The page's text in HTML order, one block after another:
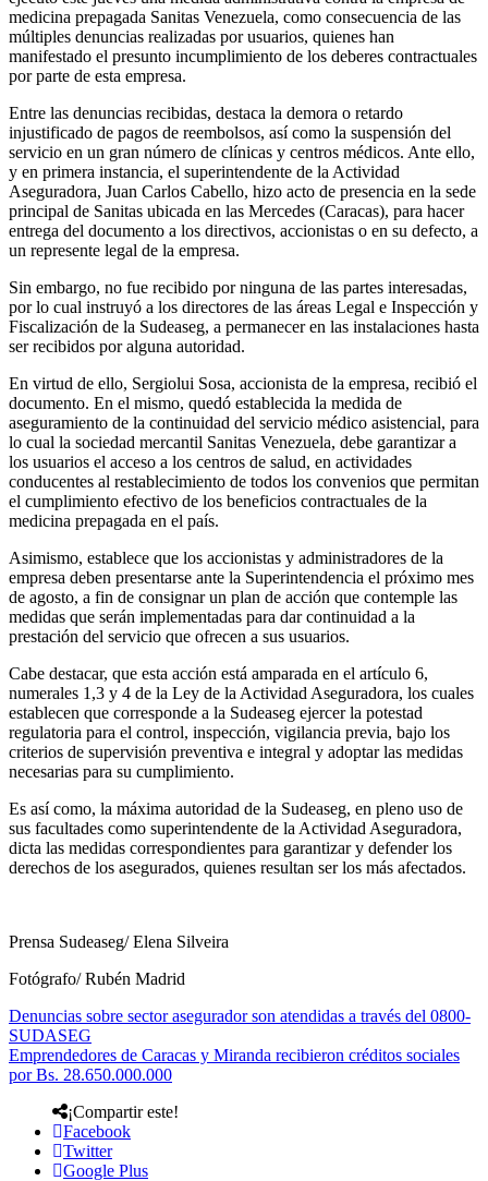
medicina prepagada Sanitas Venezuela, como consecuencia de las
múltiples denuncias realizadas por usuarios, quienes han
manifestado el presunto incumplimiento de los deberes contractuales
por parte de esta empresa.
Entre las denuncias recibidas, destaca la demora o retardo
injustificado de pagos de reembolsos, así como la suspensión del
servicio en un gran número de clínicas y centros médicos. Ante ello,
y en primera instancia, el superintendente de la Actividad
Aseguradora, Juan Carlos Cabello, hizo acto de presencia en la sede
principal de Sanitas ubicada en las Mercedes (Caracas), para hacer
entrega del documento a los directivos, accionistas o en su defecto, a
un represente legal de la empresa.
Sin embargo, no fue recibido por ninguna de las partes interesadas,
por lo cual instruyó a los directores de las áreas Legal e Inspección y
Fiscalización de la Sudeaseg, a permanecer en las instalaciones hasta
ser recibidos por alguna autoridad.
En virtud de ello, Sergiolui Sosa, accionista de la empresa, recibió el
documento. En el mismo, quedó establecida la medida de
aseguramiento de la continuidad del servicio médico asistencial, para
lo cual la sociedad mercantil Sanitas Venezuela, debe garantizar a
los usuarios el acceso a los centros de salud, en actividades
conducentes al restablecimiento de todos los convenios que permitan
el cumplimiento efectivo de los beneficios contractuales de la
medicina prepagada en el país.
Asimismo, establece que los accionistas y administradores de la
empresa deben presentarse ante la Superintendencia el próximo mes
de agosto, a fin de consignar un plan de acción que contemple las
medidas que serán implementadas para dar continuidad a la
prestación del servicio que ofrecen a sus usuarios.
Cabe destacar, que esta acción está amparada en el artículo 6,
numerales 1,3 y 4 de la Ley de la Actividad Aseguradora, los cuales
establecen que corresponde a la Sudeaseg ejercer la potestad
regulatoria para el control, inspección, vigilancia previa, bajo los
criterios de supervisión preventiva e integral y adoptar las medidas
necesarias para su cumplimiento.
Es así como, la máxima autoridad de la Sudeaseg, en pleno uso de
sus facultades como superintendente de la Actividad Aseguradora,
dicta las medidas correspondientes para garantizar y defender los
derechos de los asegurados, quienes resultan ser los más afectados.
Prensa Sudeaseg/ Elena Silveira
Fotógrafo/ Rubén Madrid
Denuncias sobre sector asegurador son atendidas a través del 0800-
SUDASEG
Emprendedores de Caracas y Miranda recibieron créditos sociales
por Bs. 28.650.000.000
¡Compartir este!
Facebook
Twitter
Google Plus